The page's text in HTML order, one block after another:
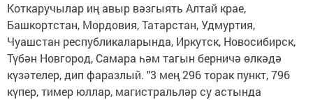
Коткаручылар иң авыр вәзгыять Алтай крае,
Башкортстан, Мордовия, Татарстан, Удмуртия,
Чуашстан республикаларында, Иркутск, Новосибирск,
Түбән Новгород, Самара һәм тагын берничә өлкәдә
күзәтелер, дип фаразлый. "3 мең 296 торак пункт, 796
күпер, тимер юллар, ма­гистральләр су астында